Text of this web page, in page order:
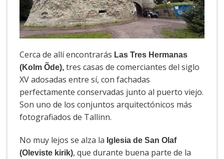
Cerca de allí encontrarás Las Tres Hermanas
(Kolm Õde), tres casas de comerciantes del siglo
XV adosadas entre sí, con fachadas
perfectamente conservadas junto al puerto viejo.
Son uno de los conjuntos arquitectónicos más
fotografiados de Tallinn.
No muy lejos se alza la Iglesia de San Olaf
(Oleviste kirik), que durante buena parte de la